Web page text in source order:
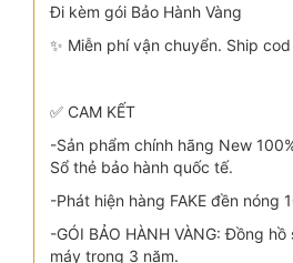
Đi kèm gói Bảo Hành Vàng
✨ Miễn phí vận chuyển. Ship
✅ CAM KẾT
-Sản phẩm chính hãng New
Sổ thẻ bảo hành quốc tế.
-Phát hiện hàng FAKE đền nóng
-GÓI BẢO HÀNH VÀNG: Đồng
máy trong 3 năm.